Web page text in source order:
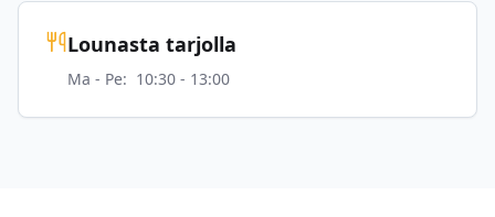
Lounasta tarjolla
Ma - Pe: 10:30 - 13:00